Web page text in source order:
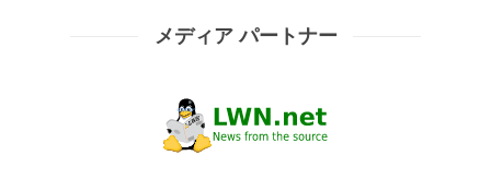
メディア パートナー